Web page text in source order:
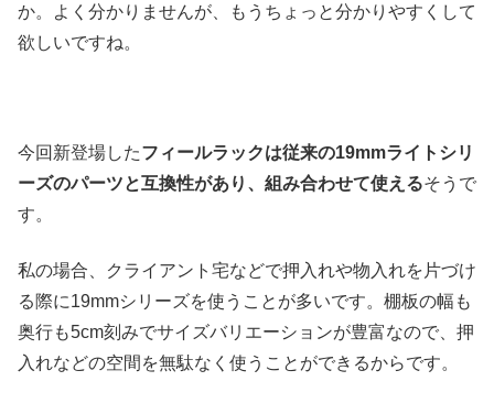
か。よく分かりませんが、もうちょっと分かりやすくして
欲しいですね。
今回新登場したフィールラックは従来の19mmライトシリ
ーズのパーツと互換性があり、組み合わせて使えるそうで
す。
私の場合、クライアント宅などで押入れや物入れを片づけ
る際に19mmシリーズを使うことが多いです。棚板の幅も
奥行も5cm刻みでサイズバリエーションが豊富なので、押
入れなどの空間を無駄なく使うことができるからです。